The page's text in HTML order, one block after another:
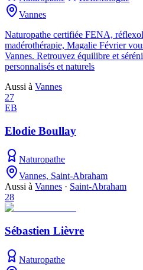
Vannes
Naturopathe certifiée FENA,
madérothérapie, Magalie Février
Vannes. Retrouvez équilibre et
personnalisés et naturels
Aussi à Vannes
27
EB
Elodie Boullay
Naturopathe
Vannes, Saint-Abraham
Aussi à Vannes · Saint-Abraham
28
Sébastien Lièvre
Naturopathe